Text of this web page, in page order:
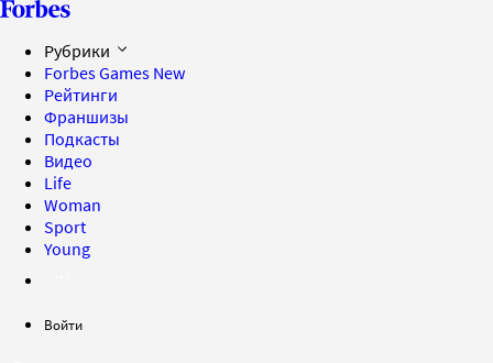
Рубрики
Forbes Games New
Рейтинги
Франшизы
Подкасты
Видео
Life
Woman
Sport
Young
Войти